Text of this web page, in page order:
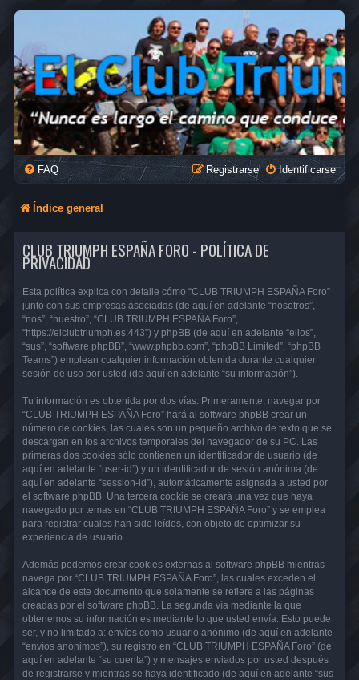
FAQ Identificarse
Registrarse
Índice general
CLUB TRIUMPH ESPAÑA FORO - POLÍTICA DE
PRIVACIDAD
Esta política explica con detalle cómo “CLUB TRIUMPH ESPAÑA Foro”
junto con sus empresas asociadas (de aquí en adelante “nosotros”,
“nos”, “nuestro”, “CLUB TRIUMPH ESPAÑA Foro”,
“https://elclubtriumph.es:443”) y phpBB (de aquí en adelante “ellos”,
“sus”, “software phpBB”, “www.phpbb.com”, “phpBB Limited”, “phpBB
Teams”) emplean cualquier información obtenida durante cualquier
sesión de uso por usted (de aquí en adelante “su información”).
Tu información es obtenida por dos vías. Primeramente, navegar por
“CLUB TRIUMPH ESPAÑA Foro” hará al software phpBB crear un
número de cookies, las cuales son un pequeño archivo de texto que se
descargan en los archivos temporales del navegador de su PC. Las
primeras dos cookies sólo contienen un identificador de usuario (de
aquí en adelante “user-id”) y un identificador de sesión anónima (de
aquí en adelante “session-id”), automáticamente asignada a usted por
el software phpBB. Una tercera cookie se creará una vez que haya
navegado por temas en “CLUB TRIUMPH ESPAÑA Foro” y se emplea
para registrar cuales han sido leídos, con objeto de optimizar su
experiencia de usuario.
Además podemos crear cookies externas al software phpBB mientras
navega por “CLUB TRIUMPH ESPAÑA Foro”, las cuales exceden el
alcance de este documento que solamente se refiere a las páginas
creadas por el software phpBB. La segunda vía mediante la que
obtenemos su información es mediante lo que usted envía. Esto puede
ser, y no limitado a: envíos como usuario anónimo (de aquí en adelante
“envíos anónimos”), su registro en “CLUB TRIUMPH ESPAÑA Foro” (de
aquí en adelante “su cuenta”) y mensajes enviados por usted después
de registrarse y mientras se haya identificado (de aquí en adelante “sus